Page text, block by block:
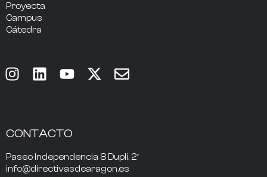
Proyecta
Campus
Cátedra
CONTACTO
Paseo Independencia 8 Dupli. 2º
info@directivasdearagon.es